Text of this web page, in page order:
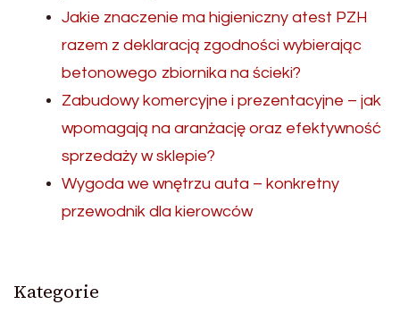
Jakie znaczenie ma higieniczny atest PZH
razem z deklaracją zgodności wybierając
betonowego zbiornika na ścieki?
Zabudowy komercyjne i prezentacyjne – jak
wpomagają na aranżację oraz efektywność
sprzedaży w sklepie?
Wygoda we wnętrzu auta – konkretny
przewodnik dla kierowców
Kategorie